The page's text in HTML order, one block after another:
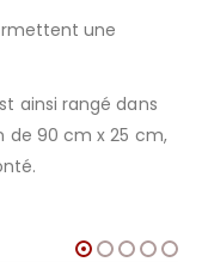
une
ainsi rangé dans
de 90 cm x 25 cm,